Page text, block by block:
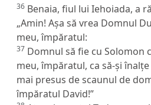
36 Benaia, fiul lui Iehoiada, a
„Amin! Așa să vrea Domnul
meu, împăratul:
37 Domnul să fie cu Solomon
meu, împăratul, ca să-și
mai presus de scaunul de
împăratul David!”